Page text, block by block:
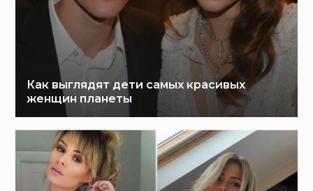
Как выглядят дети самых красивых
женщин планеты